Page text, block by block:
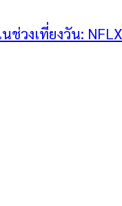
งเที่ยงวัน: NFLX,